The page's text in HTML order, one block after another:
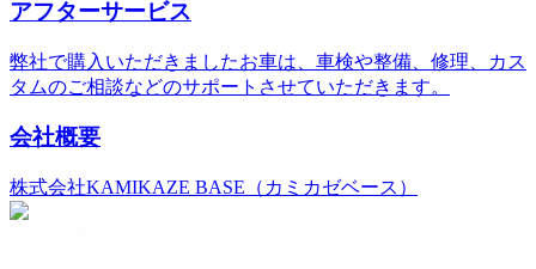
アフターサービス
弊社で購入いただきましたお車は、車検や整備、修理、カス
タムのご相談などのサポートさせていただきます。
会社概要
株式会社KAMIKAZE BASE（カミカゼベース）